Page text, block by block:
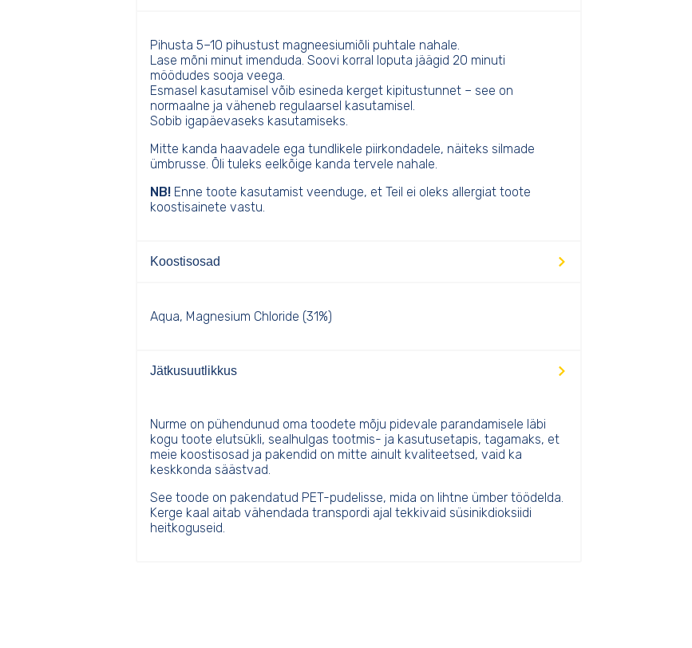
Pihusta 5–10 pihustust magneesiumiõli puhtale nahale.
Lase mõni minut imenduda. Soovi korral loputa jäägid 20 minuti
möödudes sooja veega.
Esmasel kasutamisel võib esineda kerget kipitustunnet – see on
normaalne ja väheneb regulaarsel kasutamisel.
Sobib igapäevaseks kasutamiseks.
Mitte kanda haavadele ega tundlikele piirkondadele, näiteks silmade
ümbrusse. Õli tuleks eelkõige kanda tervele nahale.
NB! Enne toote kasutamist veenduge, et Teil ei oleks allergiat toote
koostisainete vastu.
Koostisosad
Aqua, Magnesium Chloride (31%)
Jätkusuutlikkus
Nurme on pühendunud oma toodete mõju pidevale parandamisele läbi
kogu toote elutsükli, sealhulgas tootmis- ja kasutusetapis, tagamaks, et
meie koostisosad ja pakendid on mitte ainult kvaliteetsed, vaid ka
keskkonda säästvad.
See toode on pakendatud PET-pudelisse, mida on lihtne ümber töödelda.
Kerge kaal aitab vähendada transpordi ajal tekkivaid süsinikdioksiidi
heitkoguseid.